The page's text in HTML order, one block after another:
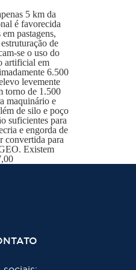
5 km da
é favorecida
pastagens,
de
se o uso do
artificial em
6.500
levemente
torno de 1.500
maquinário e
de silo e poço
suficientes para
e engorda de
convertida para
Existem